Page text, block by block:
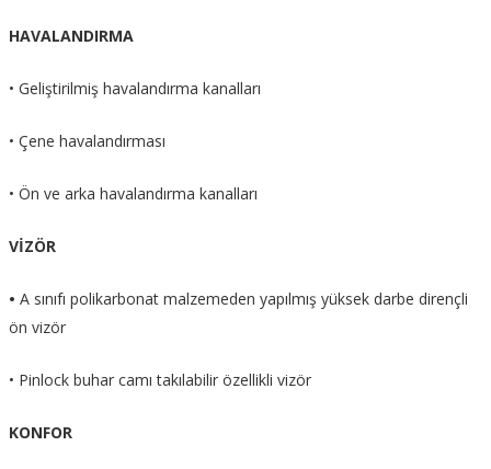
HAVALANDIRMA
• Geliştirilmiş havalandırma kanalları
• Çene havalandırması
• Ön ve arka havalandırma kanalları
VİZÖR
• A sınıfı polikarbonat malzemeden yapılmış yüksek darbe dirençli
ön vizör
• Pinlock buhar camı takılabilir özellikli vizör
KONFOR